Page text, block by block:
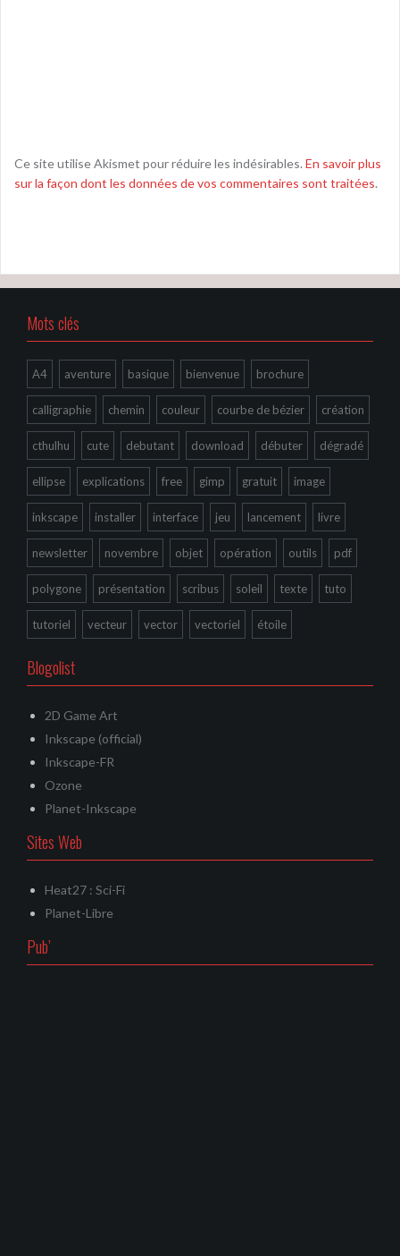
Ce site utilise Akismet pour réduire les indésirables. En savoir plus
sur la façon dont les données de vos commentaires sont traitées.
Mots clés
A4 aventure basique bienvenue brochure
calligraphie chemin couleur courbe de bézier création
cthulhu cute debutant download débuter dégradé
ellipse explications free gimp gratuit image
inkscape installer interface jeu lancement livre
newsletter novembre objet opération outils pdf
polygone présentation scribus soleil texte tuto
tutoriel vecteur vector vectoriel étoile
Blogolist
2D Game Art
Inkscape (official)
Inkscape-FR
Ozone
Planet-Inkscape
Sites Web
Heat27 : Sci-Fi
Planet-Libre
Pub’